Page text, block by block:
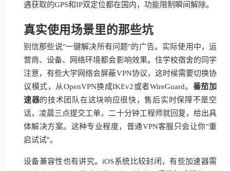
遇获取的GPS和IP双定位都在国内，功能限制瞬间解除。
真实使用场景里的那些坑
别信那些说"一键解决所有问题"的广告。实际使用中，运
营商、设备、网络环境都会影响效果。住学校宿舍的同学
注意，有些大学网络会屏蔽VPN协议，这时候需要切换协
议模式，从OpenVPN换成IKEv2或者WireGuard。 番茄加
速器的技术团队在这块响应很快，售后实时保障不是空
话，凌晨三点提交工单，二十分钟工程师就回复，给出具
体解决方案。这种专业程度，普通VPN客服只会让你"重
启试试"。
设备兼容性也有讲究。iOS系统比较封闭，有些加速器需